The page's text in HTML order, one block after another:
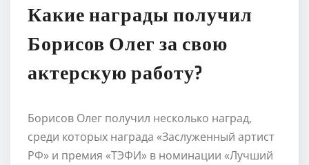
Какие награды получил
Борисов Олег за свою
актерскую работу?
Борисов Олег получил несколько наград,
среди которых награда «Заслуженный артист
РФ» и премия «ТЭФИ» в номинации «Лучший